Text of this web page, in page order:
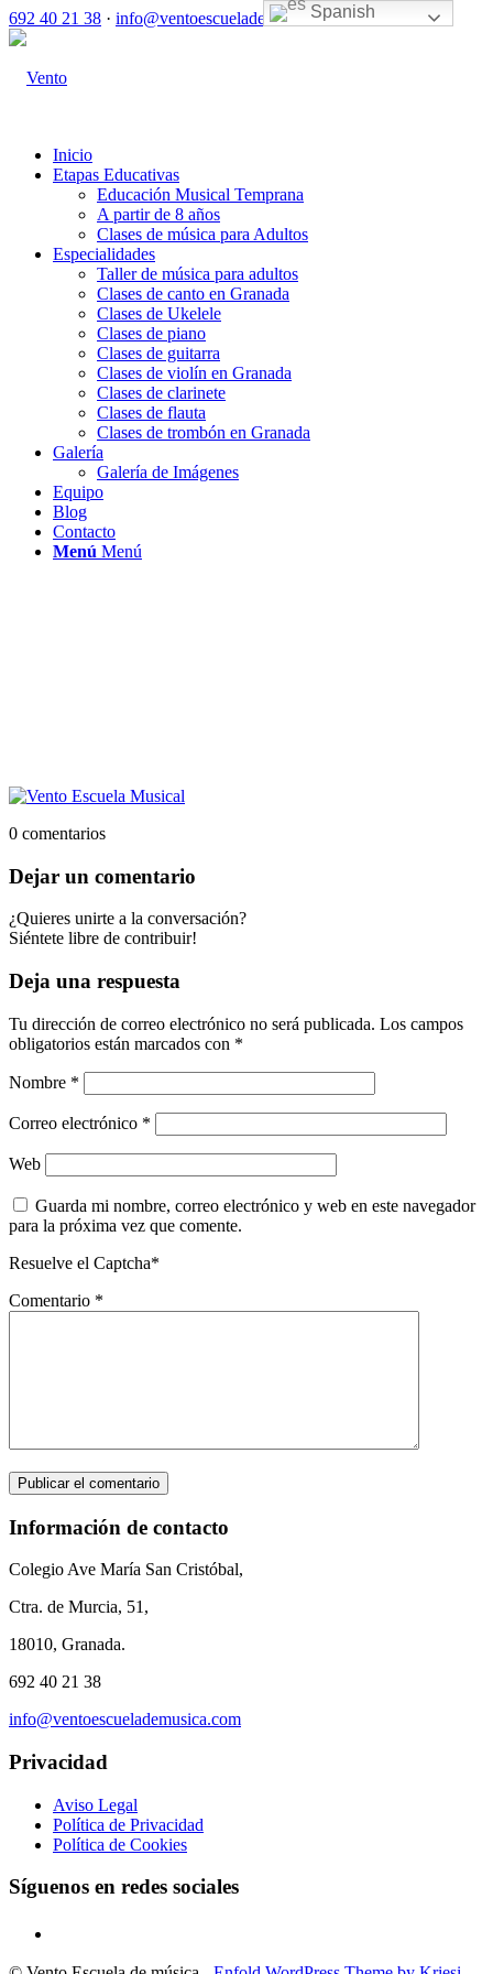
692 40 21 38 · info@ventoescuelademusica.com
Inicio
Etapas Educativas
Educación Musical Temprana
A partir de 8 años
Clases de música para Adultos
Especialidades
Taller de música para adultos
Clases de canto en Granada
Clases de Ukelele
Clases de piano
Clases de guitarra
Clases de violín en Granada
Clases de clarinete
Clases de flauta
Clases de trombón en Granada
Galería
Galería de Imágenes
Equipo
Blog
Contacto
Menú Menú
0 comentarios
Dejar un comentario
¿Quieres unirte a la conversación?
Siéntete libre de contribuir!
Deja una respuesta
Tu dirección de correo electrónico no será publicada. Los campos
obligatorios están marcados con *
Nombre *
Correo electrónico *
Web
Guarda mi nombre, correo electrónico y web en este navegador
para la próxima vez que comente.
Resuelve el Captcha*
Comentario *
Información de contacto
Colegio Ave María San Cristóbal,
Ctra. de Murcia, 51,
18010, Granada.
692 40 21 38
info@ventoescuelademusica.com
Privacidad
Aviso Legal
Política de Privacidad
Política de Cookies
Síguenos en redes sociales
Spanish